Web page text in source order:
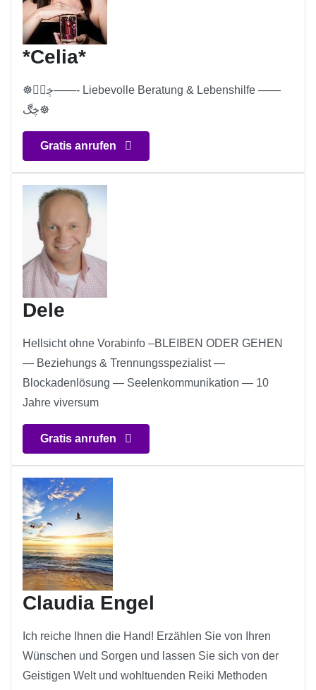
*Celia*
☸ڿڰۣ——- Liebevolle Beratung & Lebenshilfe ——
ڿڰ☸
Gratis anrufen
Dele
Hellsicht ohne Vorabinfo –BLEIBEN ODER GEHEN
— Beziehungs & Trennungsspezialist —
Blockadenlösung — Seelenkommunikation — 10
Jahre viversum
Gratis anrufen
Claudia Engel
Ich reiche Ihnen die Hand! Erzählen Sie von Ihren
Wünschen und Sorgen und lassen Sie sich von der
Geistigen Welt und wohltuenden Reiki Methoden